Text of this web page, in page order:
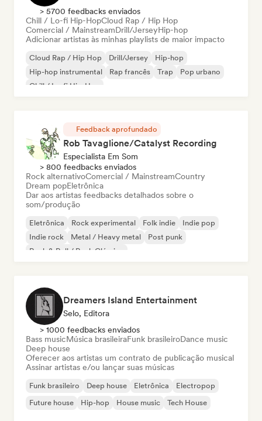
> 5700 feedbacks enviados
Chill / Lo-fi Hip-HopCloud Rap / Hip Hop
Comercial / MainstreamDrill/JerseyHip-hop
Adicionar artistas às minhas playlists de maior impacto
Cloud Rap / Hip Hop Drill/Jersey
Hip-hop
Hip-hop instrumental
Rap francês Trap
Pop urbano
Chill / Lo-fi Hip-Hop
Feedback aprofundado
Rob Tavaglione/Catalyst Recording
Especialista Em Som
> 800 feedbacks enviados
Rock alternativoComercial / MainstreamCountry
Dream popEletrônica
Dar aos artistas feedbacks detalhados sobre o
som/produção
Eletrônica Rock experimental Folk indie
Indie pop
Indie rock
Metal / Heavy metal
Post punk
Rock & Roll / Rock Clássico
Dreamers Island Entertainment
Selo, Editora
> 1000 feedbacks enviados
Bass musicMúsica brasileiraFunk brasileiroDance music
Deep house
Oferecer aos artistas um contrato de publicação musical
Assinar artistas e/ou lançar suas músicas
Funk brasileiro Deep house Eletrônica
Electropop
Future house
Hip-hop House music Tech House